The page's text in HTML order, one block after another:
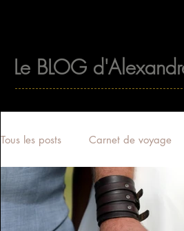
Le BLOG
Tous les posts Carnet de voyage
Accompagnateur de voyage